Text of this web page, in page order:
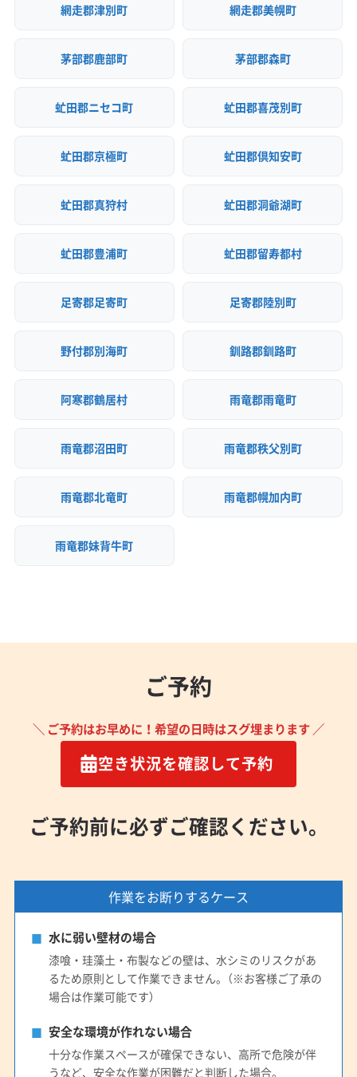
網走郡津別町 網走郡美幌町
茅部郡鹿部町 茅部郡森町
虻田郡ニセコ町 虻田郡喜茂別町
虻田郡京極町 虻田郡倶知安町
虻田郡真狩村 虻田郡洞爺湖町
虻田郡豊浦町 虻田郡留寿都村
足寄郡足寄町 足寄郡陸別町
野付郡別海町 釧路郡釧路町
阿寒郡鶴居村 雨竜郡雨竜町
雨竜郡沼田町 雨竜郡秩父別町
雨竜郡北竜町 雨竜郡幌加内町
雨竜郡妹背牛町
ご予約
＼ ご予約はお早めに！希望の日時はスグ埋まります ／
空き状況を確認して予約
ご予約前に必ずご確認ください。
作業をお断りするケース
水に弱い壁材の場合
漆喰・珪藻土・布製などの壁は、水シミのリスクがあ
るため原則として作業できません。（※お客様ご了承の
場合は作業可能です）
安全な環境が作れない場合
十分な作業スペースが確保できない、高所で危険が伴
うなど、安全な作業が困難だと判断した場合。